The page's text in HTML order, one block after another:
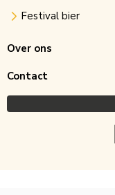
Festival bier
Over ons
Contact